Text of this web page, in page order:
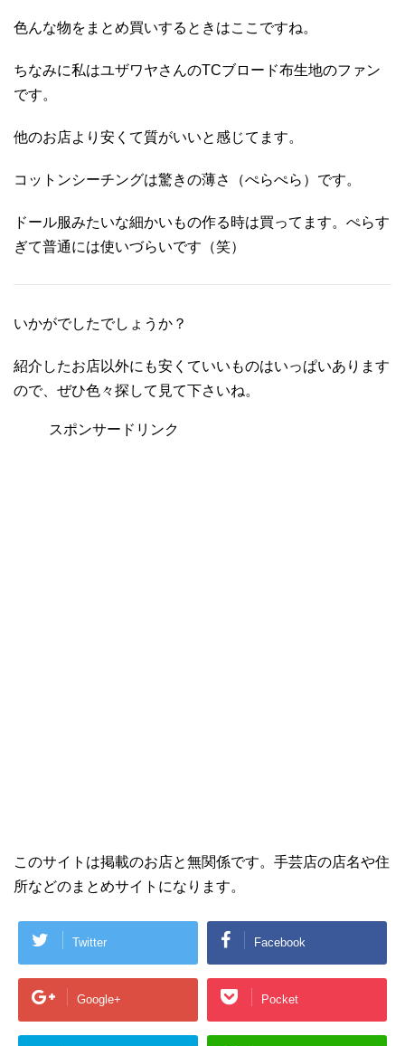
色んな物をまとめ買いするときはここですね。
ちなみに私はユザワヤさんのTCブロード布生地のファン
です。
他のお店より安くて質がいいと感じてます。
コットンシーチングは驚きの薄さ（ぺらぺら）です。
ドール服みたいな細かいもの作る時は買ってます。ぺらす
ぎて普通には使いづらいです（笑）
いかがでしたでしょうか？
紹介したお店以外にも安くていいものはいっぱいあります
ので、ぜひ色々探して見て下さいね。
スポンサードリンク
このサイトは掲載のお店と無関係です。手芸店の店名や住
所などのまとめサイトになります。
Twitter Facebook
Google+ Pocket